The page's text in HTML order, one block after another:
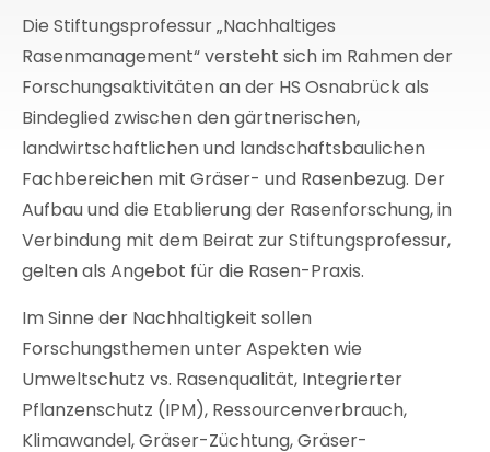
Die Stiftungsprofessur „Nachhaltiges
Rasenmanagement“ versteht sich im Rahmen der
Forschungsaktivitäten an der HS Osnabrück als
Bindeglied zwischen den gärtnerischen,
landwirtschaftlichen und landschaftsbaulichen
Fachbereichen mit Gräser- und Rasenbezug. Der
Aufbau und die Etablierung der Rasenforschung, in
Verbindung mit dem Beirat zur Stiftungsprofessur,
gelten als Angebot für die Rasen-Praxis.
Im Sinne der Nachhaltigkeit sollen
Forschungsthemen unter Aspekten wie
Umweltschutz vs. Rasenqualität, Integrierter
Pflanzenschutz (IPM), Ressourcenverbrauch,
Klimawandel, Gräser-Züchtung, Gräser-